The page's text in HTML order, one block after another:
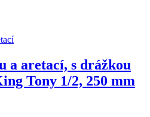
a aretací, s drážkou
Tony 1/2, 250 mm